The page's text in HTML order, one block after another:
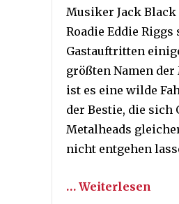
Musiker Jack Black
Roadie Eddie Riggs
Gastauftritten
größten Namen der
ist es eine wilde
der Bestie, die sich
Metalheads
nicht entgehen
… Weiterlesen